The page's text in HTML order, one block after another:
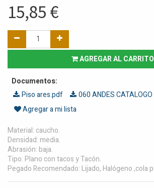
15,85 €
AGREGAR AL CARRITO
Documentos:
Piso ares.pdf
060 ANDES
Agregar a mi lista
Material: caucho.
Densidad: media.
Abrasión: baja.
Tipo: Plano con tacos y Tacón.
Pegado Recomendado: Lijado, Halógeno ,cola